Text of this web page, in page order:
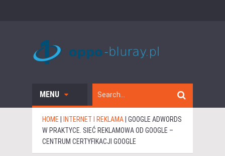
MENU
HOME INTERNET I REKLAMA GOOGLE ADWORDS
W PRAKTYCE. SIEĆ REKLAMOWA OD GOOGLE –
CENTRUM CERTYFIKACJI GOOGLE